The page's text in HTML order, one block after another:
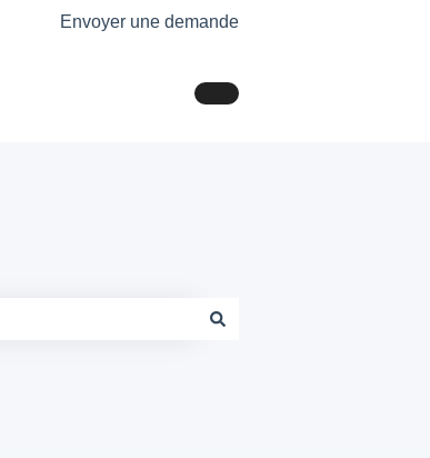
Envoyer une demande